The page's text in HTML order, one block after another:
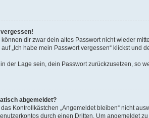
können dir zwar dein altes Passwort nicht wieder
„Ich habe mein Passwort vergessen“ klickst und
der Lage sein, dein Passwort zurückzusetzen, so
abgemeldet?
Kontrollkästchen „Angemeldet bleiben“ nicht
durch einen Dritten. Um angemeldet